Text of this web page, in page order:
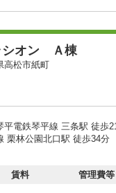
シオン Ａ棟
高松市紙町
平電鉄琴平線 三条駅 徒歩
栗林公園北口駅 徒歩34分
賃料 管理費等